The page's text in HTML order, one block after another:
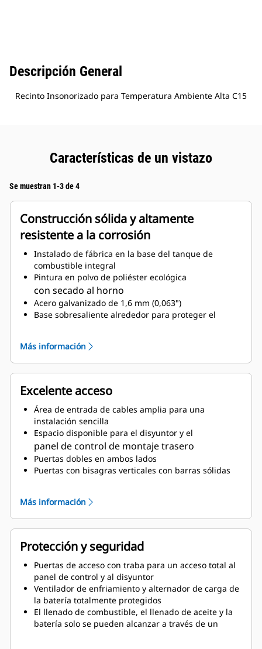
Descripción General
Recinto Insonorizado para Temperatura Ambiente Alta C15
Características de un vistazo
Se muestran 1-3 de 4
Construcción sólida y altamente
resistente a la corrosión
Instalado de fábrica en la base del tanque de
combustible integral
Pintura en polvo de poliéster ecológica
con secado al horno
Acero galvanizado de 1,6 mm (0,063")
Base sobresaliente alrededor para proteger el
de alto grado de protección
Cierres de puerta de compresión para un sellado
sólido
Sujetadores de acero inoxidable con recubrimiento
Sistema de silenciador de escape residencial
montado internamente
Más información
Excelente acceso
Área de entrada de cables amplia para una
instalación sencilla
Espacio disponible para el disyuntor y el
panel de control de montaje trasero
Puertas dobles en ambos lados
Puertas con bisagras verticales con barras sólidas
rotación de 135°.
refrigerante en el exterior
terminaciones
Cubierta de llenado del radiador
Más información
Protección y seguridad
Puertas de acceso con traba para un acceso total al
panel de control y al disyuntor
Ventilador de enfriamiento y alternador de carga de
la batería totalmente protegidos
El llenado de combustible, el llenado de aceite y la
batería solo se pueden alcanzar a través de un